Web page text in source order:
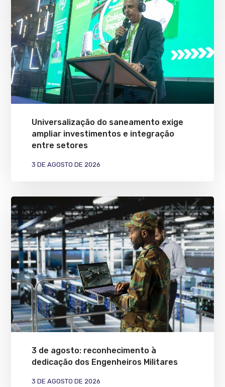
Universalização do saneamento exige
ampliar investimentos e integração
entre setores
3 DE AGOSTO DE 2026
3 de agosto: reconhecimento à
dedicação dos Engenheiros Militares
3 DE AGOSTO DE 2026